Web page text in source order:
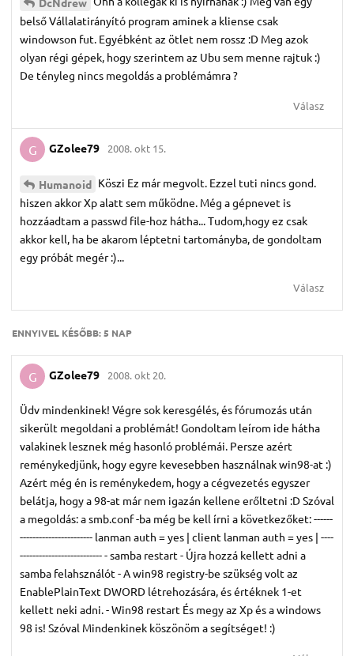
belső Vállalatirányító program aminek a kliense csak
windowson fut. Egyébként az ötlet nem rossz :D Meg azok
olyan régi gépek, hogy szerintem az Ubu sem menne rajtuk :)
De tényleg nincs megoldás a problémámra ?
Válasz
G GZolee79 2008. okt 15.
Humanoid Köszi Ez már megvolt. Ezzel tuti nincs gond.
hiszen akkor Xp alatt sem működne. Még a gépnevet is
hozzáadtam a passwd file-hoz hátha... Tudom,hogy ez csak
akkor kell, ha be akarom léptetni tartományba, de gondoltam
egy próbát megér :)...
Válasz
ENNYIVEL KÉSŐBB:5 NAP
G GZolee79 2008. okt 20.
Üdv mindenkinek! Végre sok keresgélés, és fórumozás után
sikerült megoldani a problémát! Gondoltam leírom ide hátha
valakinek lesznek még hasonló problémái. Persze azért
reménykedjünk, hogy egyre kevesebben használnak win98-at :)
Azért még én is reménykedem, hogy a cégvezetés egyszer
belátja, hogy a 98-at már nem igazán kellene erőltetni :D Szóval
a megoldás: a smb.conf -ba még be kell írni a következőket: ------
----------------------- lanman auth = yes | client lanman auth = yes | ----
-------------------------- - samba restart - Újra hozzá kellett adni a
samba felahsználót - A win98 registry-be szükség volt az
EnablePlainText DWORD létrehozására, és értéknek 1-et
kellett neki adni. - Win98 restart És megy az Xp és a windows
98 is! Szóval Mindenkinek köszönöm a segítséget! :)